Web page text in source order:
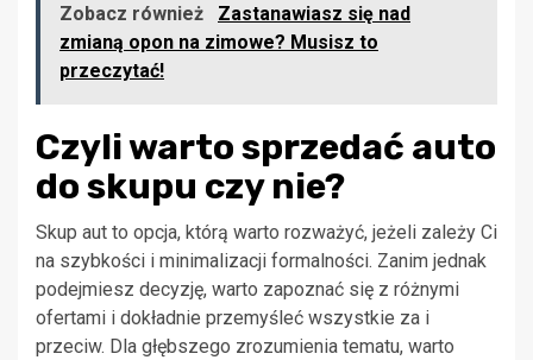
Zobacz również
Zastanawiasz się nad
zmianą opon na zimowe? Musisz to
przeczytać!
Czyli warto sprzedać auto
do skupu czy nie?
Skup aut to opcja, którą warto rozważyć, jeżeli zależy Ci
na szybkości i minimalizacji formalności. Zanim jednak
podejmiesz decyzję, warto zapoznać się z różnymi
ofertami i dokładnie przemyśleć wszystkie za i
przeciw. Dla głębszego zrozumienia tematu, warto